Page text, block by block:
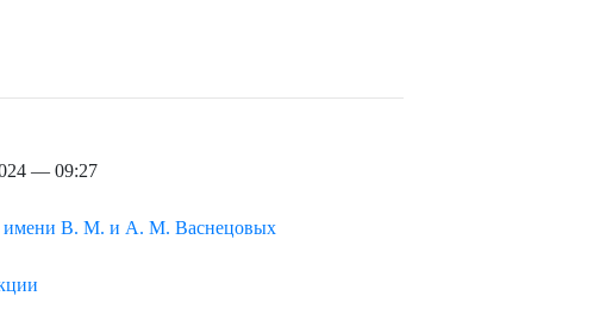
— 09:27
имени В. М. и А. М. Васнецовых